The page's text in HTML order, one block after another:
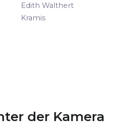
Edith Walthert
Kramis
der Kamera